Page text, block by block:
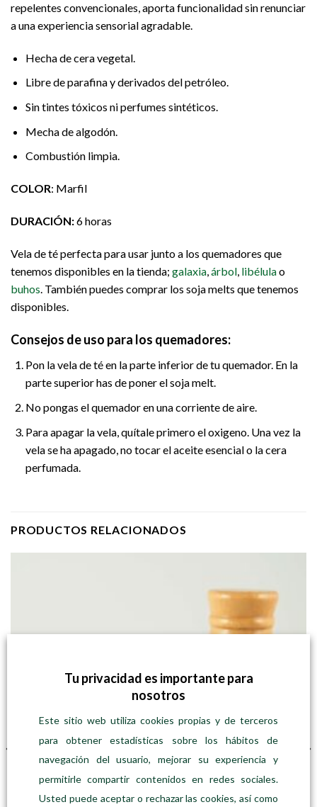
repelentes convencionales, aporta funcionalidad sin renunciar
a una experiencia sensorial agradable.
Hecha de cera vegetal.
Libre de parafina y derivados del petróleo.
Sin tintes tóxicos ni perfumes sintéticos.
Mecha de algodón.
Combustión limpia.
COLOR: Marfil
DURACIÓN:6 horas
Vela de té perfecta para usar junto a los quemadores que
tenemos disponibles en la tienda; galaxia árbol libélulao
buhos . También puedes comprar los soja melts que tenemos
disponibles.
Consejos de uso para los quemadores:
Pon la vela de té en la parte inferior de tu quemador. En la
parte superior has de poner el soja melt.
No pongas el quemador en una corriente de aire.
Para apagar la vela, quítale primero el oxigeno. Una vez la
vela se ha apagado, no tocar el aceite esencial o la cera
perfumada.
PRODUCTOS RELACIONADOS
SIN EXISTENCIAS
Tu privacidad es importante para
nosotros
Este sitio web utiliza cookies propias y de terceros
para obtener estadísticas sobre los hábitos de
navegación del usuario, mejorar su experiencia y
permitirle compartir contenidos en redes sociales.
Usted puede aceptar o rechazar las cookies, así como